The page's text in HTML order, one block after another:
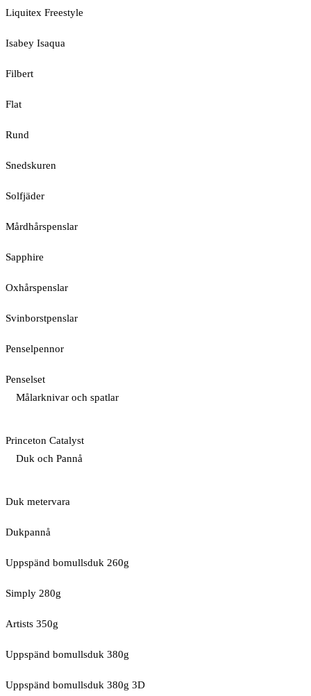
Liquitex Freestyle
Isabey Isaqua
Filbert
Flat
Rund
Snedskuren
Solfjäder
Mårdhårspenslar
Sapphire
Oxhårspenslar
Svinborstpenslar
Penselpennor
Penselset
Målarknivar och spatlar
Princeton Catalyst
Duk och Pannå
Duk metervara
Dukpannå
Uppspänd bomullsduk 260g
Simply 280g
Artists 350g
Uppspänd bomullsduk 380g
Uppspänd bomullsduk 380g 3D